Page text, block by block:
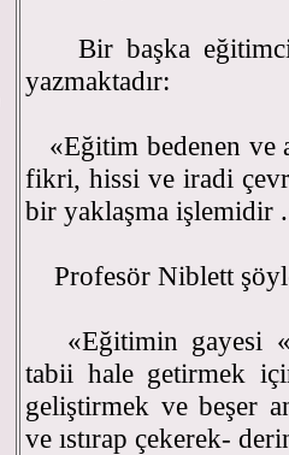
Bir başka
yazmaktadır:
«Eğitim bedenen ve
fikri, hissi ve iradi
bir yaklaşma işlemidir
Profesör Niblett
«Eğitimin gayesi
tabii hale getirmek
geliştirmek ve beşer
ve ıstırap çekerek-